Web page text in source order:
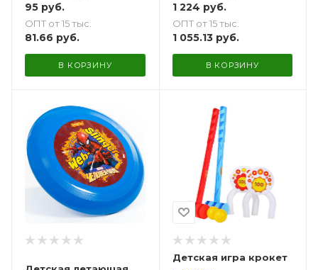
95 руб.
ОПТ от 15 тыс.
81.66 руб.
В КОРЗИНУ
1 224 руб.
ОПТ от 15 тыс.
1 055.13руб.
В КОРЗИНУ
Детская игра крокет